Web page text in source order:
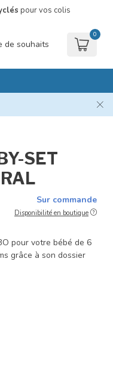
pour vos colis
de souhaits
0
SET
Sur commande
Disponibilité en boutique
pour votre bébé de 6
grâce à son dossier